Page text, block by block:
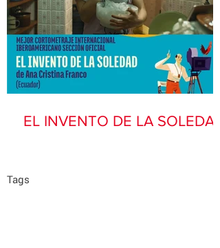
EL INVENTO DE LA SOLEDAD
Tags